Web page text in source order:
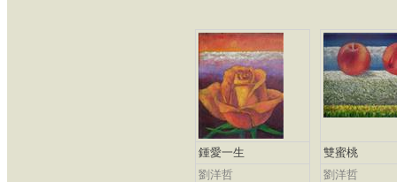
鍾愛一生
劉洋哲
雙蜜桃
劉洋哲